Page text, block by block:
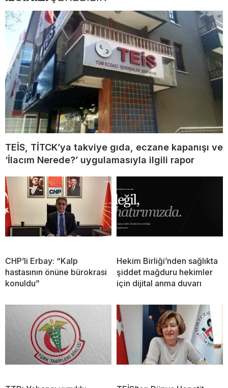
TEİS, TİTCK’ya takviye gıda, eczane kapanışı ve
‘İlacım Nerede?’ uygulamasıyla ilgili rapor
CHP’li Erbay: “Kalp
hastasının önüne bürokrasi
konuldu”
Hekim Birliği’nden sağlıkta
şiddet mağduru hekimler
için dijital anma duvarı